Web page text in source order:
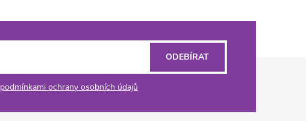
podmínkami ochrany osobních údajů
ODEBÍRAT